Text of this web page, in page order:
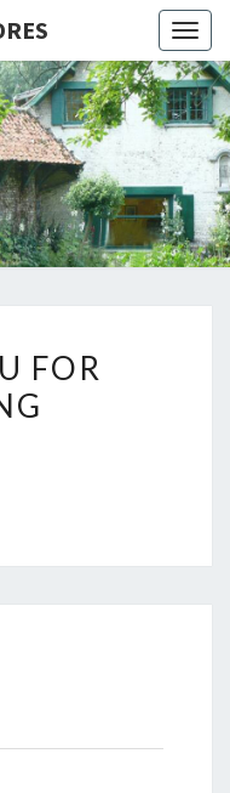
LE
BOIS
FOR